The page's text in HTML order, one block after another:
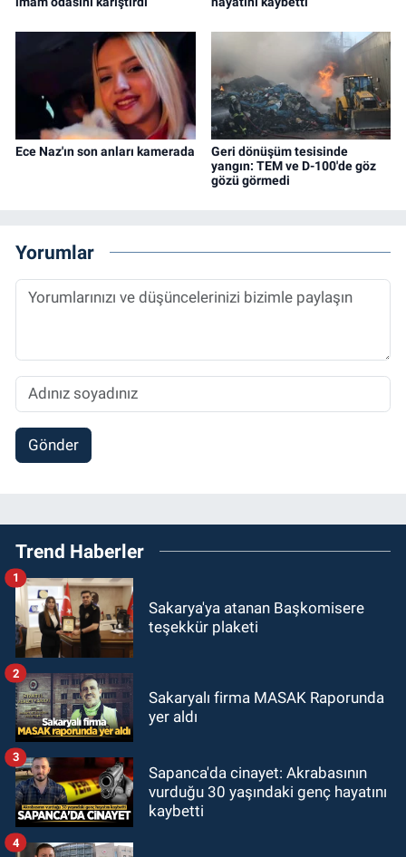
Ece Naz'ın son anları kamerada
Geri dönüşüm tesisinde
yangın: TEM ve D-100'de göz
gözü görmedi
Yorumlar
Gönder
Trend Haberler
Sakarya'ya atanan Başkomisere
teşekkür plaketi
1
Sakaryalı firma MASAK Raporunda
yer aldı
2
Sapanca'da cinayet: Akrabasının
vurduğu 30 yaşındaki genç hayatını
kaybetti
3
4